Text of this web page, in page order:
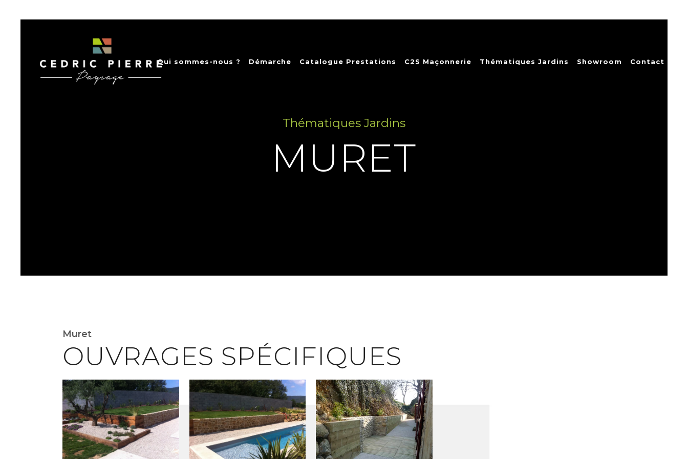
Qui sommes-nous ? Démarche Catalogue Prestations C2S Maçonnerie Thématiques Jardins Showroom Contact
Thématiques Jardins
MURET
Muret
OUVRAGES SPÉCIFIQUES